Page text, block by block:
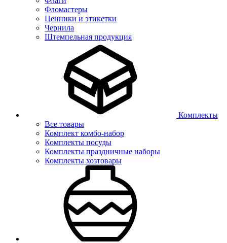
Фломастеры
Ценники и этикетки
Чернила
Штемпельная продукция
Комплекты
Все товары
Комплект комбо-набор
Комплекты посуды
Комплекты праздничные наборы
Комплекты хозтовары